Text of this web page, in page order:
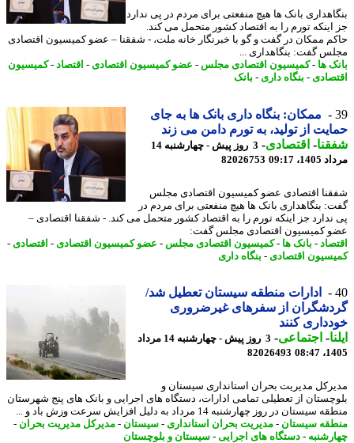
بانک ها هیچ منفعتی برای مردم در پی ندارد
تورم را به اقتصاد کشور متحمل می کند.
ممکان در گفت و گو با خبرنگار خانه ملت، - شفقنا – عضو کمیسیون اقتصادی
گفت: بنگاهداری ...
ها- کمیسیون اقتصادی مجلس-عضو کمیسیون اقتصادی-اقتصاد-کمیسیون
-بنگاه داری- بانک
ممکان: بنگاه داری بانک ها به جای
از تولید، به تورم دامن می زند
-اقتصادی-
3 روز پیش - چهارشنبه 14
09:17
82026753
اقتصادی عضو کمیسیون اقتصادی مجلس
بنگاهداری بانک ها هیچ منفعتی برای مردم در
جز اینکه تورم را به اقتصاد کشور متحمل می کند. - شفقنا اقتصادی –
کمیسیون اقتصادی مجلس گفت:
-بانک ها- کمیسیون اقتصادی مجلس-عضو کمیسیون اقتصادی-اقتصادی-
اقتصادی-بنگاه داری
ادارات منطقه سیستان تعطیل شد/
از سفرهای غیرضروری
کنند
-اجتماعی-
3 روز پیش - چهارشنبه 14 مرداد
82026493
مدیریت بحران استانداری سیستان و
از تعطیلی تمامی ادارات، دستگاه های اجرایی و بانک های پنج شهرستان
در روز چهارشنبه 14 مرداد به دلیل افزایش سرعت وزش باد و ...
سیستان-مدیریت بحران استانداری- سیستان-مدیرکل مدیریت بحران-
-دستگاه های اجرایی- سیستان و بلوچستان